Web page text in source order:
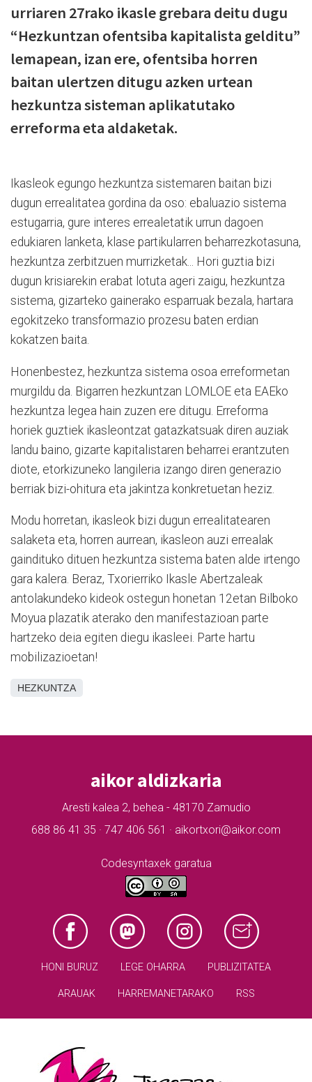
urriaren 27rako ikasle grebara deitu dugu
“Hezkuntzan ofentsiba kapitalista gelditu”
lemapean, izan ere, ofentsiba horren
baitan ulertzen ditugu azken urtean
hezkuntza sisteman aplikatutako
erreforma eta aldaketak.
Ikasleok egungo hezkuntza sistemaren baitan bizi
dugun errealitatea gordina da oso: ebaluazio sistema
estugarria, gure interes errealetatik urrun dagoen
edukiaren lanketa, klase partikularren beharrezkotasuna,
hezkuntza zerbitzuen murrizketak... Hori guztia bizi
dugun krisiarekin erabat lotuta ageri zaigu, hezkuntza
sistema, gizarteko gainerako esparruak bezala, hartara
egokitzeko transformazio prozesu baten erdian
kokatzen baita.
Honenbestez, hezkuntza sistema osoa erreformetan
murgildu da. Bigarren hezkuntzan LOMLOE eta EAEko
hezkuntza legea hain zuzen ere ditugu. Erreforma
horiek guztiek ikasleontzat gatazkatsuak diren auziak
landu baino, gizarte kapitalistaren beharrei erantzuten
diote, etorkizuneko langileria izango diren generazio
berriak bizi-ohitura eta jakintza konkretuetan heziz.
Modu horretan, ikasleok bizi dugun errealitatearen
salaketa eta, horren aurrean, ikasleon auzi errealak
gaindituko dituen hezkuntza sistema baten alde irtengo
gara kalera. Beraz, Txorierriko Ikasle Abertzaleak
antolakundeko kideok ostegun honetan 12etan Bilboko
Moyua plazatik aterako den manifestazioan parte
hartzeko deia egiten diegu ikasleei. Parte hartu
mobilizazioetan!
HEZKUNTZA
aikor aldizkaria
Aresti kalea 2, behea - 48170 Zamudio
688 86 41 35 · 747 406 561 · aikortxori@aikor.com
Codesyntaxek garatua
HONI BURUZ LEGE OHARRA PUBLIZITATEA
ARAUAK HARREMANETARAKO RSS